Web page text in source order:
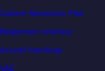
Carbon Reduction Plan
Règlement intérieur
Accueil handicap
VAE